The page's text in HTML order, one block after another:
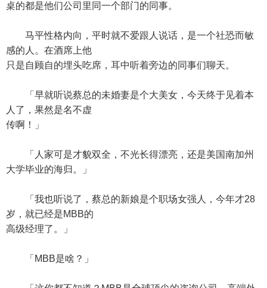
桌的都是他们公司里同一个部门的同事。
马平性格内向，平时就不爱跟人说话，是一个社恐而敏
感的人。在酒席上他
只是自顾自的埋头吃席，耳中听着旁边的同事们聊天。
「早就听说蔡总的未婚妻是个大美女，今天终于见着本
人了，果然是名不虚
传啊！」
「人家可是才貌双全，不光长得漂亮，还是美国南加州
大学毕业的海归。」
「我也听说了，蔡总的新娘是个职场女强人，今年才28
岁，就已经是MBB的
高级经理了。」
「MBB是啥？」